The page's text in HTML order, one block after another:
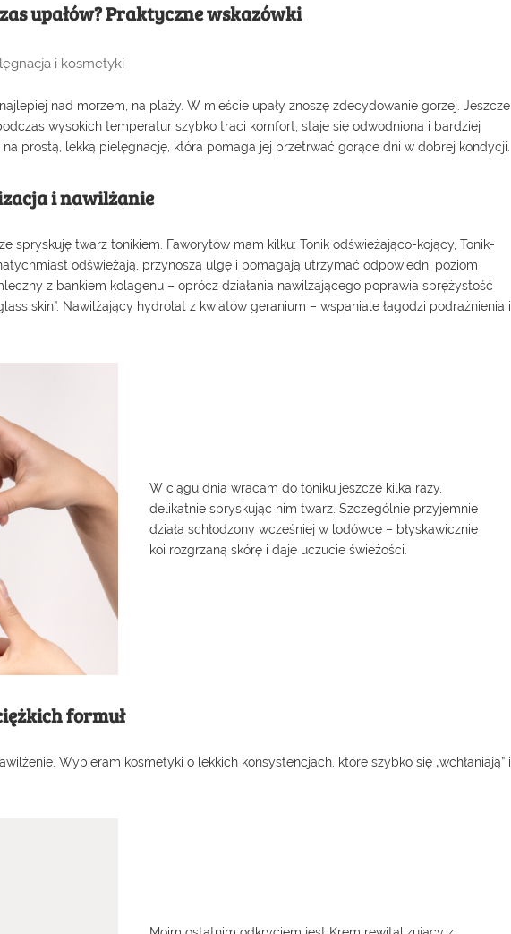
upałów? Praktyczne wskazówki
i kosmetyki
nad morzem, na plaży. W mieście upały znoszę zdecydowanie gorzej. Jeszcze
wysokich temperatur szybko traci komfort, staje się odwodniona i bardziej
prostą, lekką pielęgnację, która pomaga jej przetrwać gorące dni w dobrej kondycji.
i nawilżanie
spryskuję twarz tonikiem. Faworytów mam kilku:Tonik odświeżająco-kojący,Tonik-
odświeżają, przynoszą ulgę i pomagają utrzymać odpowiedni poziom
z bankiem kolagenu – oprócz działania nawilżającego poprawia sprężystość
skin”. Nawilżający hydrolat z kwiatów geranium – wspaniale łagodzi podrażnienia i
W ciągu dnia wracam do toniku jeszcze kilka razy,
delikatnie spryskując nim twarz. Szczególnie przyjemnie
działa schłodzony wcześniej w lodówce – błyskawicznie
koi rozgrzaną skórę i daje uczucie świeżości.
formuł
Wybieram kosmetyki o lekkich konsystencjach, które szybko się „wchłaniają” i